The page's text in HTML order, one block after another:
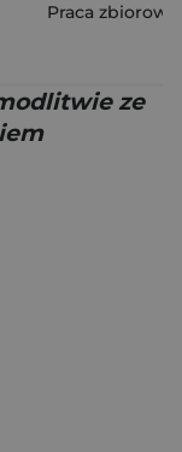
Praca zbiorowa
ze